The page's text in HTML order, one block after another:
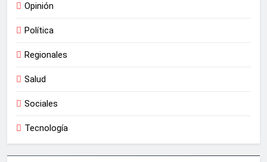
Opinión
Política
Regionales
Salud
Sociales
Tecnología